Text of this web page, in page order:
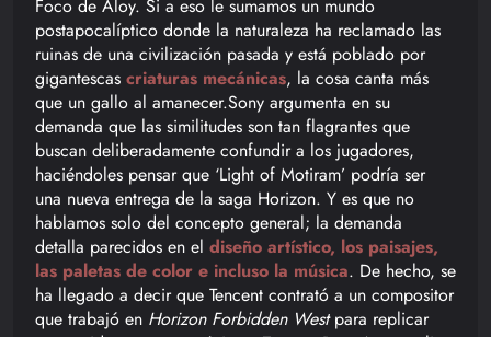
Foco de Aloy. Si a eso le sumamos un mundo
postapocalíptico donde la naturaleza ha reclamado las
ruinas de una civilización pasada y está poblado por
gigantescas criaturas mecánicas, la cosa canta más
que un gallo al amanecer.Sony argumenta en su
demanda que las similitudes son tan flagrantes que
buscan deliberadamente confundir a los jugadores,
haciéndoles pensar que ‘Light of Motiram’ podría ser
una nueva entrega de la saga Horizon. Y es que no
hablamos solo del concepto general; la demanda
detalla parecidos en el diseño artístico, los paisajes,
las paletas de color e incluso la música. De hecho, se
ha llegado a decir que Tencent contrató a un compositor
que trabajó en Horizon Forbidden Westpara replicar